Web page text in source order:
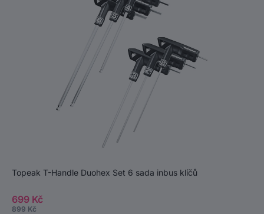
Topeak T-Handle Duohex Set 6 sada inbus klíčů
699 Kč
899 Kč